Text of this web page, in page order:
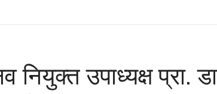
नियुक्त उपाध्यक्ष प्रा. डा